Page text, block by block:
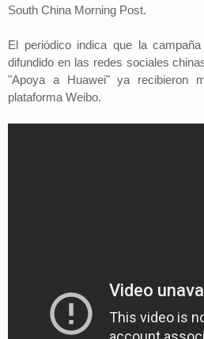
South China Morning Post.
El periódico indica que la
difundido en las redes sociales
"Apoya a Huawei" ya recibieron
plataforma Weibo.